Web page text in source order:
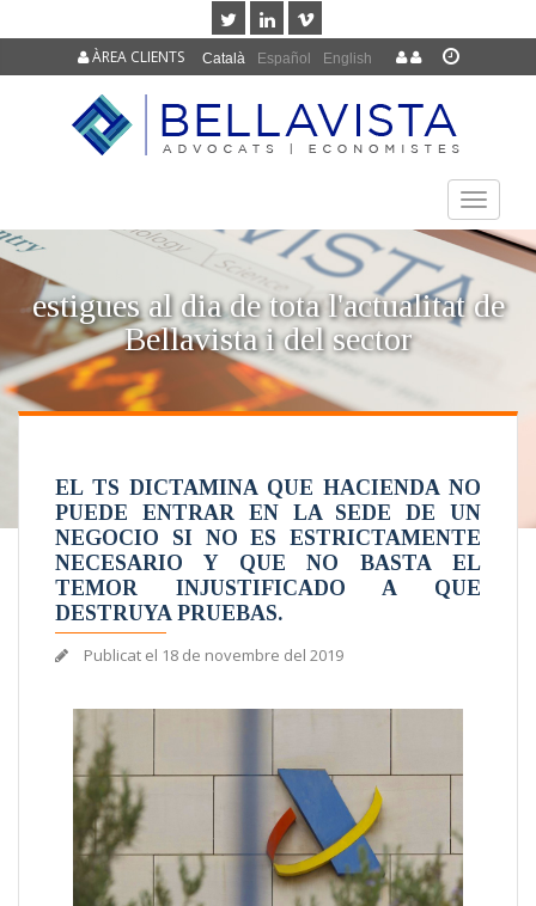
Català Español English
ÀREA CLIENTS
TOGGLE
estigues al dia de tota l'actualitat de
Bellavista i del sector
EL TS DICTAMINA QUE HACIENDA NO
PUEDE ENTRAR EN LA SEDE DE UN
NEGOCIO SI NO ES ESTRICTAMENTE
NECESARIO Y QUE NO BASTA EL
TEMOR INJUSTIFICADO A QUE
DESTRUYA PRUEBAS.
Publicat el 18 de novembre del 2019